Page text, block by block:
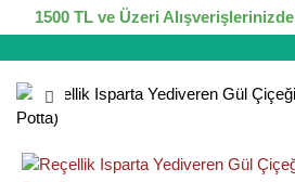
1500 TL ve Üzeri Alışverişlerinizde